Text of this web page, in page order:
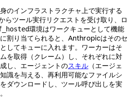
のインフラストラクチャ上で実行する
ツール実行リクエストを受け取り、ロ
環境はワークキューとして機能
割り当てられると、Anthropicはそのセ
してキューに入れます。ワーカーはそ
を取得（クレーム）し、それぞれに対
し、エージェントのスキル （エージェ
識を与える、再利用可能なファイルシ
ダウンロードし、ツール呼び出しを実